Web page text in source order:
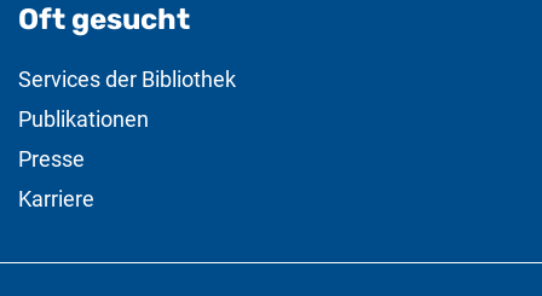
Oft gesucht
Services der Bibliothek
Publikationen
Presse
Karriere